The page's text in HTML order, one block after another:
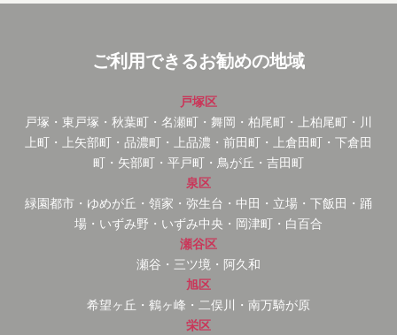
ご利用できるお勧めの地域
戸塚区
戸塚・東戸塚・秋葉町・名瀬町・舞岡・柏尾町・上柏尾町・川
上町・上矢部町・品濃町・上品濃・前田町・上倉田町・下倉田
町・矢部町・平戸町・鳥が丘・吉田町
泉区
緑園都市・ゆめが丘・領家・弥生台・中田・立場・下飯田・踊
場・いずみ野・いずみ中央・岡津町・白百合
瀬谷区
瀬谷・三ツ境・阿久和
旭区
希望ヶ丘・鶴ヶ峰・二俣川・南万騎が原
栄区